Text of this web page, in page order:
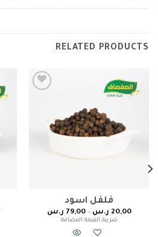
RELATED PRODUCTS
فلفل اسود
20,00 ر.س –
79,00 ر.س
ضريبة القيمة المضافة